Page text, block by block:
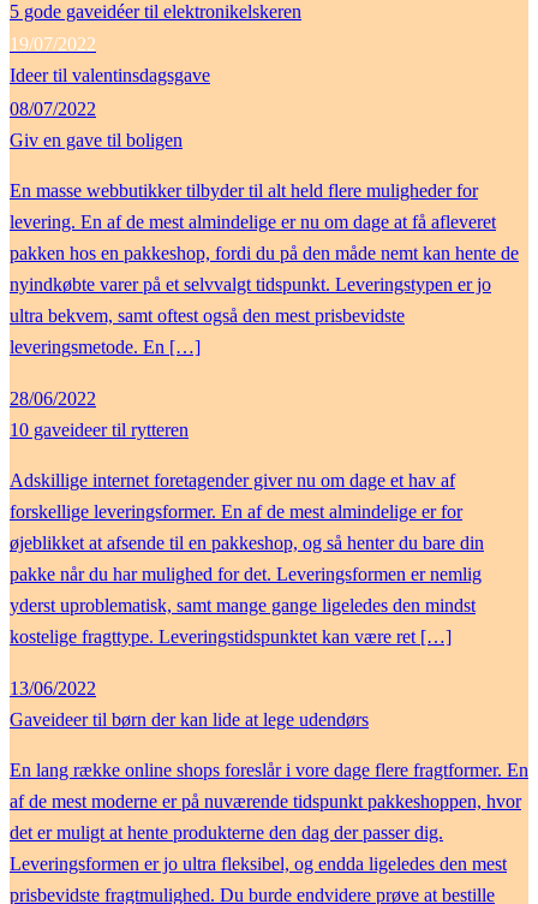
5 gode gaveidéer til elektronikelskeren
19/07/2022
Ideer til valentinsdagsgave
08/07/2022
Giv en gave til boligen
En masse webbutikker tilbyder til alt held flere muligheder for
levering. En af de mest almindelige er nu om dage at få afleveret
pakken hos en pakkeshop, fordi du på den måde nemt kan hente de
nyindkøbte varer på et selvvalgt tidspunkt. Leveringstypen er jo
ultra bekvem, samt oftest også den mest prisbevidste
leveringsmetode. En […]
28/06/2022
10 gaveideer til rytteren
Adskillige internet foretagender giver nu om dage et hav af
forskellige leveringsformer. En af de mest almindelige er for
øjeblikket at afsende til en pakkeshop, og så henter du bare din
pakke når du har mulighed for det. Leveringsformen er nemlig
yderst uproblematisk, samt mange gange ligeledes den mindst
kostelige fragttype. Leveringstidspunktet kan være ret […]
13/06/2022
Gaveideer til børn der kan lide at lege udendørs
En lang række online shops foreslår i vore dage flere fragtformer. En
af de mest moderne er på nuværende tidspunkt pakkeshoppen, hvor
det er muligt at hente produkterne den dag der passer dig.
Leveringsformen er jo ultra fleksibel, og endda ligeledes den mest
prisbevidste fragtmulighed. Du burde endvidere prøve at bestille